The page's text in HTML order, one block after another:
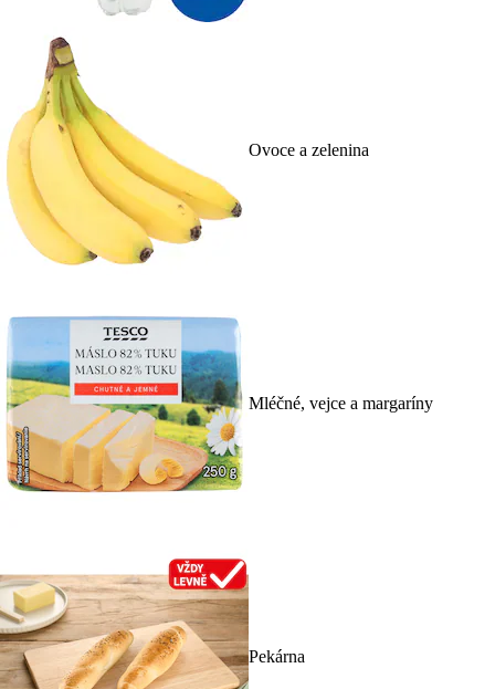
Ovoce a zelenina
Mléčné, vejce a margaríny
Pekárna